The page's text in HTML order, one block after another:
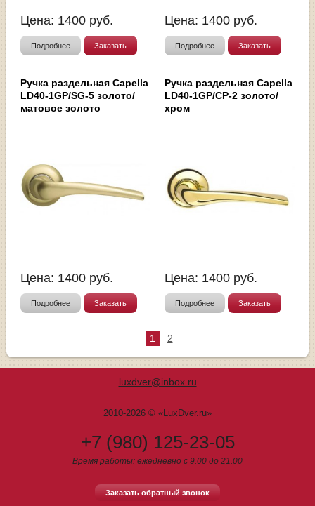
Цена: 1400 руб.
Подробнее Заказать
Цена: 1400 руб.
Подробнее Заказать
Ручка раздельная Capella
LD40-1GP/SG-5 золото/
матовое золото
Цена: 1400 руб.
Подробнее Заказать
Ручка раздельная Capella
LD40-1GP/CP-2 золото/
хром
Цена: 1400 руб.
Подробнее Заказать
1 2
luxdver@inbox.ru
2010-2026 © «LuxDver.ru»
+7 (980) 125-23-05
Время работы: ежедневно с 9.00 до 21.00
Заказать обратный звонок